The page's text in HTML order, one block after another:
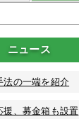
ニュース
法の一端を紹介
援、募金箱も設置